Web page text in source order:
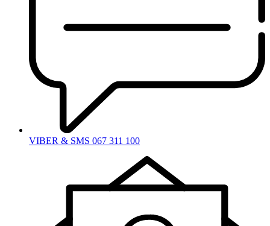
VIBER & SMS 067 311 100